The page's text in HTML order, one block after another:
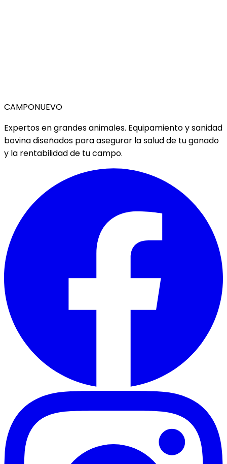
CAMPONUEVO
Expertos en grandes animales. Equipamiento y sanidad
bovina diseñados para asegurar la salud de tu ganado
y la rentabilidad de tu campo.